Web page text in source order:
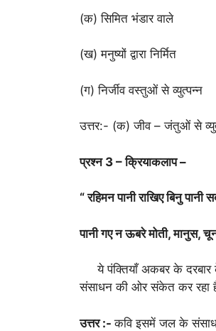
(क) सिमित भंडार वाले
(ख) मनुष्यों द्वारा निर्मित
(ग) निर्जीव वस्तुओं से व्युत्पन्न
उत्तर:- (क) जीव – जंतुओं से
प्रश्न 3 – क्रियाकलाप –
“ रहिमन पानी राखिए बिनु पानी
पानी गए न ऊबरे मोती, मानुस,
ये पंक्तियाँ अकबर के दरबार के
संसाधन की ओर संकेत कर रहा है
उत्तर :-कवि इसमें जल के